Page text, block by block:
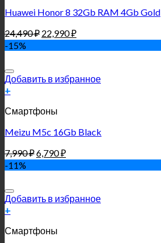
Huawei Honor 8 32Gb RAM 4Gb Gold
24,490₽ 22,990₽
-15%
Добавить в избранное
+
Смартфоны
Meizu M5c 16Gb Black
7,990₽6,790₽
-11%
Добавить в избранное
+
Смартфоны